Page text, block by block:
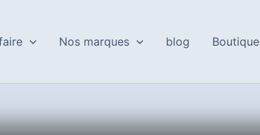
Nos marques blog Boutique